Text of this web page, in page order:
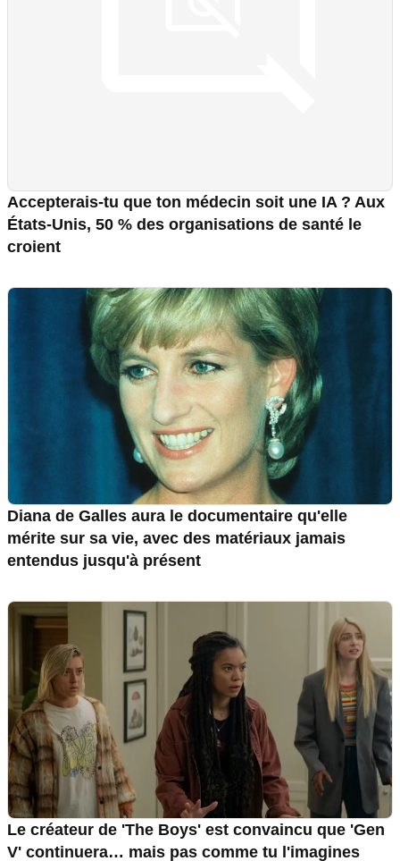
Accepterais-tu que ton médecin soit une IA ? Aux
États-Unis, 50 % des organisations de santé le
croient
Diana de Galles aura le documentaire qu'elle
mérite sur sa vie, avec des matériaux jamais
entendus jusqu'à présent
Le créateur de 'The Boys' est convaincu que 'Gen
V' continuera… mais pas comme tu l'imagines